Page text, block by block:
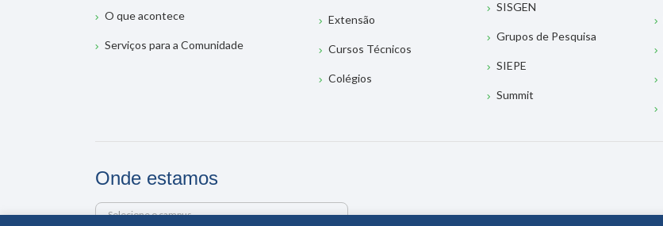
O que acontece
Serviços para a Comunidade
Extensão
Cursos Técnicos
Colégios
SISGEN
Grupos de Pesquisa
SIEPE
Summit
Onde estamos
Selecione o campus